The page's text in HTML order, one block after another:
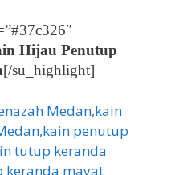
Hijau Penutup
[/su_highlight]